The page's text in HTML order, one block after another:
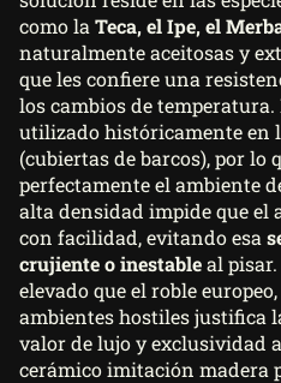
como la Teca, el Ipe, el
naturalmente aceitosas y
que les confiere una
los cambios de temperatura.
utilizado históricamente en
(cubiertas de barcos), por lo
perfectamente el ambiente
alta densidad impide que el
con facilidad, evitando esa
crujiente o inestableal
elevado que el roble
ambientes hostiles justifica
valor de lujo y exclusividad
cerámico imitación madera